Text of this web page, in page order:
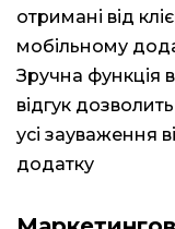
отримані від
мобільному
Зручна функція
відгук
усі зауваження
додатку